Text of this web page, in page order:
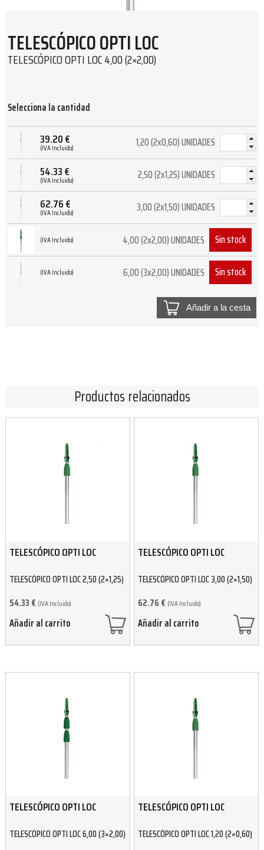
TELESCÓPICO OPTI LOC
TELESCÓPICO OPTI LOC 4,00 (2×2,00)
Selecciona la cantidad
39.20€
(IVA Incluido) 1,20 (2x0,60) UNIDADES
54.33€
(IVA Incluido) 2,50 (2x1,25) UNIDADES
62.76€
(IVA Incluido) 3,00 (2x1,50) UNIDADES
(IVA Incluido) 4,00 (2x2,00) UNIDADES Sin stock
(IVA Incluido) 6,00 (3x2,00) UNIDADES Sin stock
Añadir a la cesta
Productos relacionados
TELESCÓPICO OPTI LOC
TELESCÓPICO OPTI LOC 2,50 (2×1,25)
54.33 € (IVA Incluido)
Añadir al carrito
TELESCÓPICO OPTI LOC
TELESCÓPICO OPTI LOC 3,00 (2×1,50)
62.76 € (IVA Incluido)
Añadir al carrito
TELESCÓPICO OPTI LOC
TELESCÓPICO OPTI LOC 6,00 (3×2,00)
TELESCÓPICO OPTI LOC
TELESCÓPICO OPTI LOC 1,20 (2×0,60)